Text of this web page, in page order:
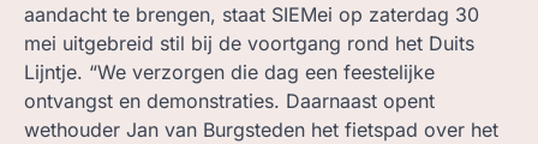
aandacht te brengen, staat SIEMei op zaterdag 30
mei uitgebreid stil bij de voortgang rond het Duits
Lijntje. “We verzorgen die dag een feestelijke
ontvangst en demonstraties. Daarnaast opent
wethouder Jan van Burgsteden het fietspad over het